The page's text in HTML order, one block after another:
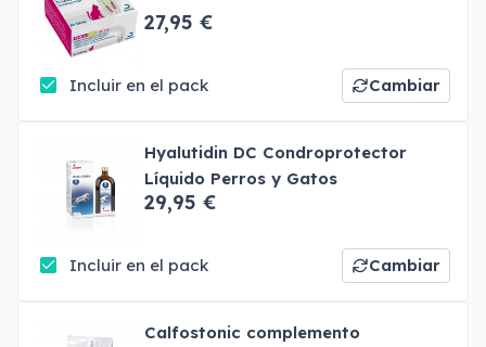
27,95 €
Incluir en el pack Cambiar
Hyalutidin DC Condroprotector
Líquido Perros y Gatos
29,95 €
Incluir en el pack Cambiar
Calfostonic complemento